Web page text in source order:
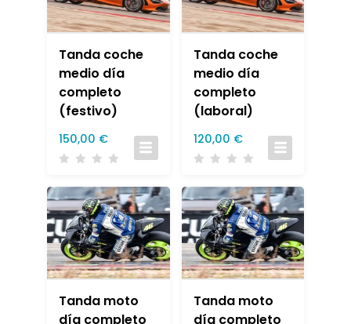
Tanda coche
medio día
completo
(festivo)
150,00 €
Tanda coche
medio día
completo
(laboral)
120,00 €
Tanda moto
día completo
Tanda moto
día completo